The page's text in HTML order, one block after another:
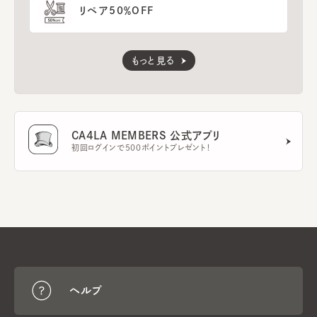
リペア50％OFF
もっと見る
CA4LA MEMBERS 公式アプリ
初回ログインで500ポイントプレゼント！
ヘルプ